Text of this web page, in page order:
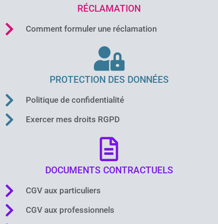
RÉCLAMATION
Comment formuler une réclamation
PROTECTION DES DONNÉES
Politique de confidentialité
Exercer mes droits RGPD
DOCUMENTS CONTRACTUELS
CGV aux particuliers
CGV aux professionnels